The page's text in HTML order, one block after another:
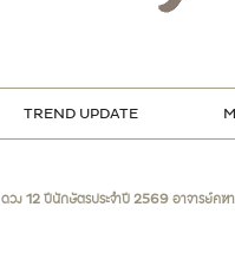
TREND UPDATE
ดวง 12 ปีนักษัตรประจำปี 2569 อาจารย์คฑ